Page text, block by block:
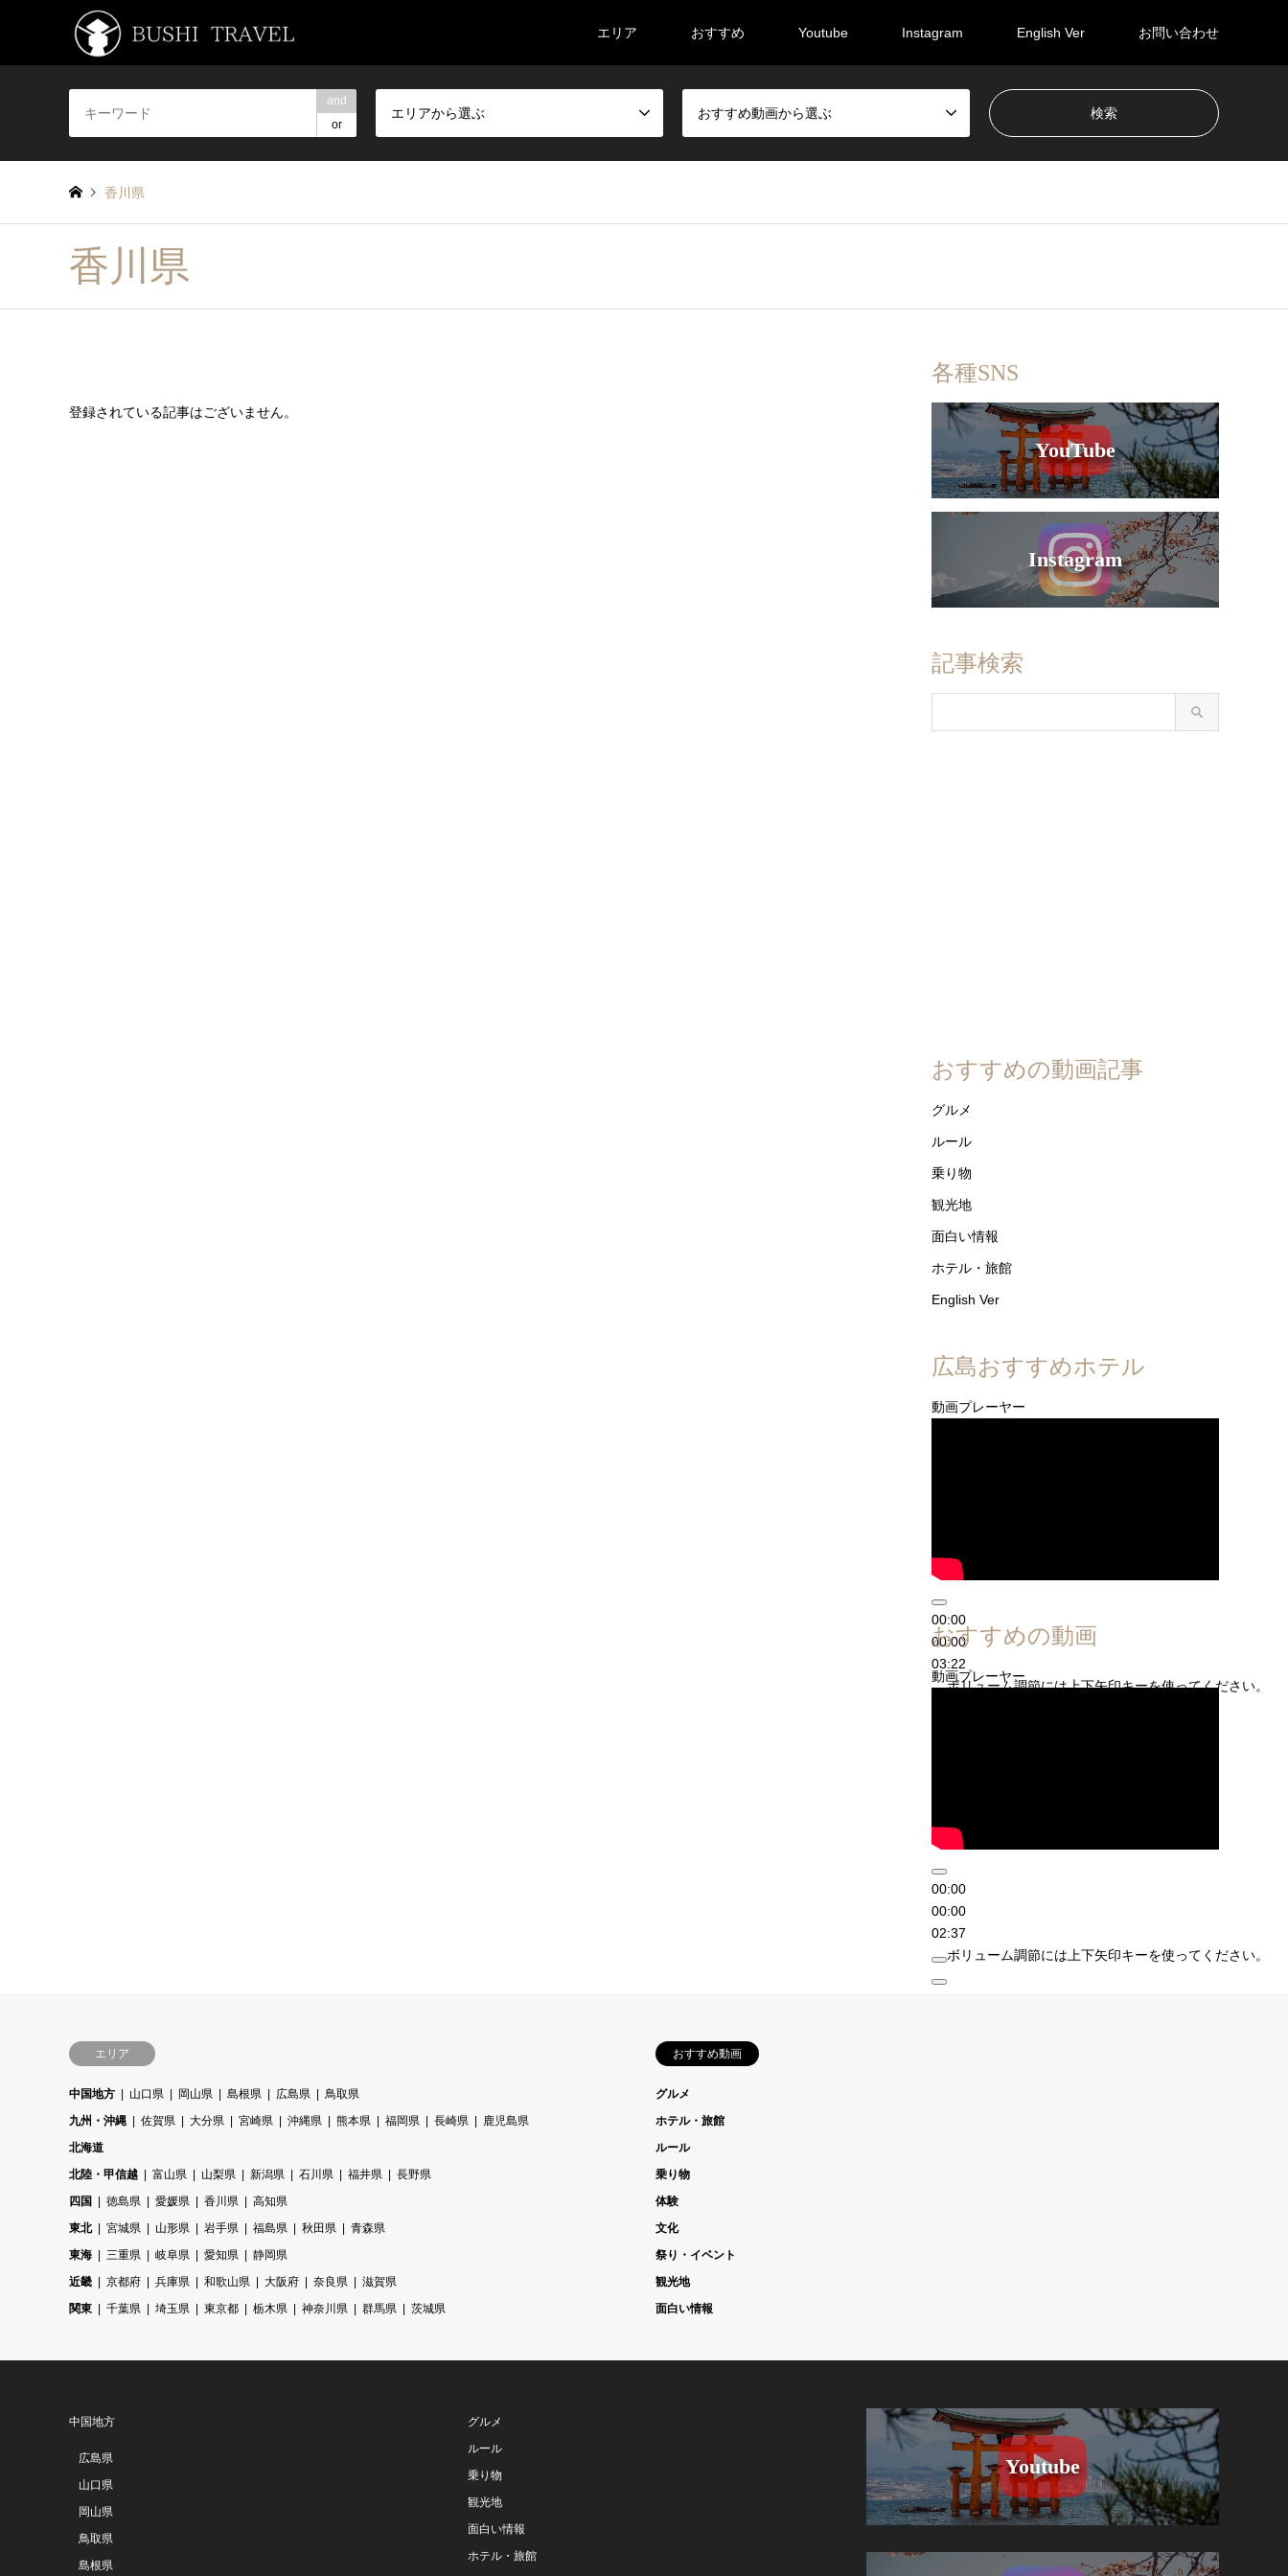
エリア おすすめ Youtube Instagram English Ver お問い合わせ
and
or
エリアから選ぶ おすすめ動画から選ぶ
香川県
香川県
登録されている記事はございません。
各種SNS
YouTube
Instagram
記事検索
おすすめの動画記事
グルメ
ルール
乗り物
観光地
面白い情報
ホテル・旅館
English Ver
広島おすすめホテル
動画プレーヤー
00:00
00:00
03:22
ボリューム調節には上下矢印キーを使ってください。
おすすめの動画
動画プレーヤー
00:00
00:00
02:37
ボリューム調節には上下矢印キーを使ってください。
エリア
中国地方 山口県 岡山県 島根県 広島県
鳥取県
九州・沖縄
佐賀県 大分県 宮崎県 沖縄県 熊本県 福岡県 長崎県
鹿児島県
北海道
北陸・甲信越
富山県 山梨県 新潟県 石川県 福井県
長野県
四国
徳島県 愛媛県 香川県
高知県
東北
宮城県 山形県 岩手県 福島県 秋田県
青森県
東海
三重県 岐阜県 愛知県
静岡県
近畿
京都府 兵庫県 和歌山県 大阪府 奈良県
滋賀県
関東
千葉県 埼玉県 東京都 栃木県 神奈川県 群馬県 茨城県
おすすめ動画
グルメ
ホテル・旅館
ルール
乗り物
体験
文化
祭り・イベント
観光地
面白い情報
中国地方
広島県
山口県
岡山県
鳥取県
島根県
グルメ
ルール
乗り物
観光地
面白い情報
ホテル・旅館
Youtube